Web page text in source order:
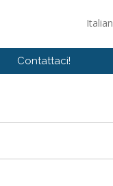
Contattaci!